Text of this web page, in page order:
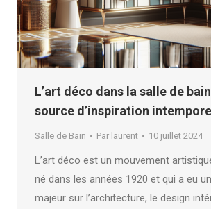
L’art déco dans la salle de
source d’inspiration
Salle de Bain Par laurent 10 juillet 2024
L’art déco est un mouvement
né dans les années 1920 et qui a eu
majeur sur l’architecture, le design